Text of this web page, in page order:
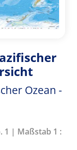
Ozean -
1 | Maßstab 1 :